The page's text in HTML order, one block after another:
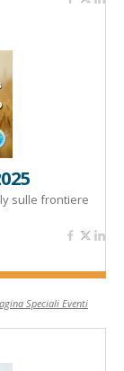
sulle frontiere
Speciali Eventi